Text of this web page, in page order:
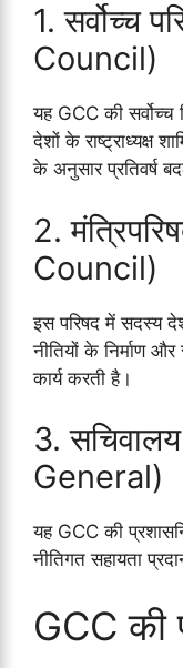
1. सर्वोच्च
Council)
यह GCC की सर्वोच्च
देशों के राष्ट्राध्यक्ष
के अनुसार प्रतिवर्ष
2.
Council)
इस परिषद में सदस्य
नीतियों के निर्माण
कार्य करती है।
3.
General)
यह GCC की
नीतिगत सहायता
GCC की